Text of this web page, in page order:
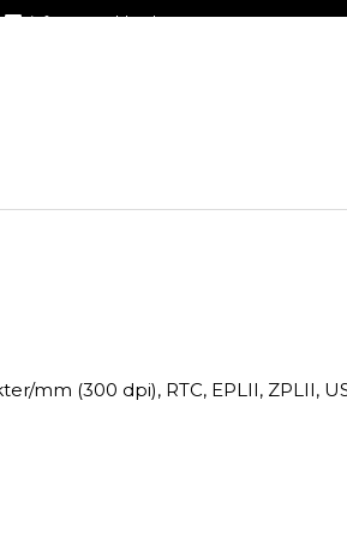
info@streckkodscenter.se
mm (300 dpi), RTC, EPLII, ZPLII,